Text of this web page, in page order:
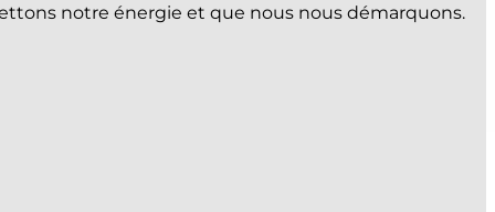
notre énergie et que nous nous démarquons.